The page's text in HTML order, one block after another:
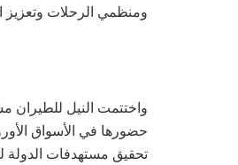
ومنظمي الرحلات وتعزيز
واختتمت النيل للطيران
حضورها في الأسواق
تحقيق مستهدفات الدولة